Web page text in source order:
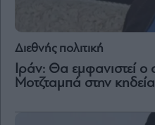
Διεθνής πολιτική
Ιράν: Θα εμφανιστεί ο
Μοτζταμπά στην